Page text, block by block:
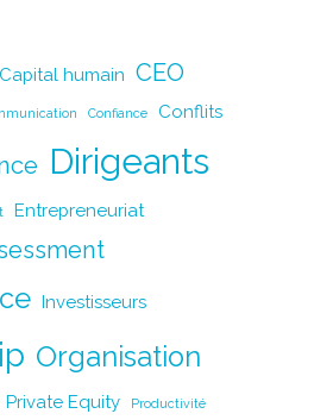
er l
y
Li
n
k
ta
g
er
Capital humain CEO
Confiance Conflits
Dirigeants
Entrepreneuriat
Investisseurs
Organisation
Private Equity Productivité